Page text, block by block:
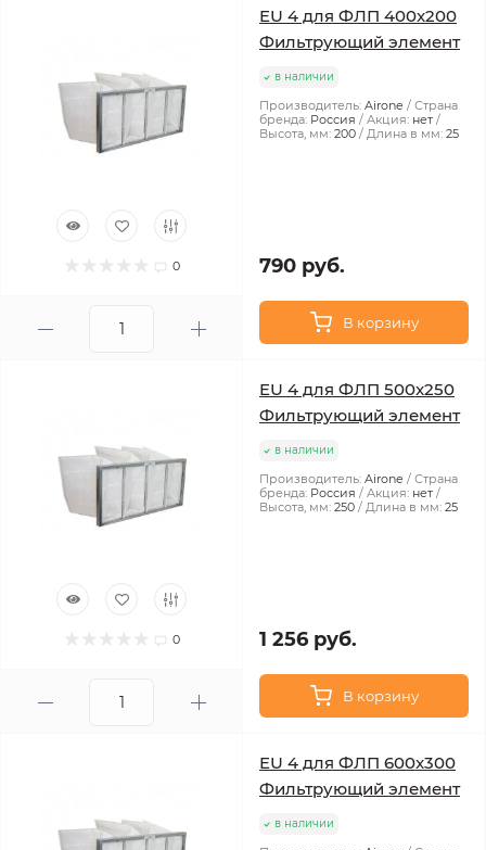
0
EU 4 для ФЛП 400x200
Фильтрующий элемент
в наличии
Производитель: Airone
Страна
бренда: Россия Акция: нет
Высота, мм: 200 Длина в мм: 25
790 руб.
В корзину
0
EU 4 для ФЛП 500x250
Фильтрующий элемент
в наличии
Производитель: Airone
Страна
бренда: Россия Акция: нет
Высота, мм: 250 Длина в мм: 25
1 256 руб.
В корзину
EU 4 для ФЛП 600x300
Фильтрующий элемент
в наличии